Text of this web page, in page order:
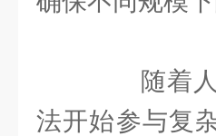
随着人
法开始参与复